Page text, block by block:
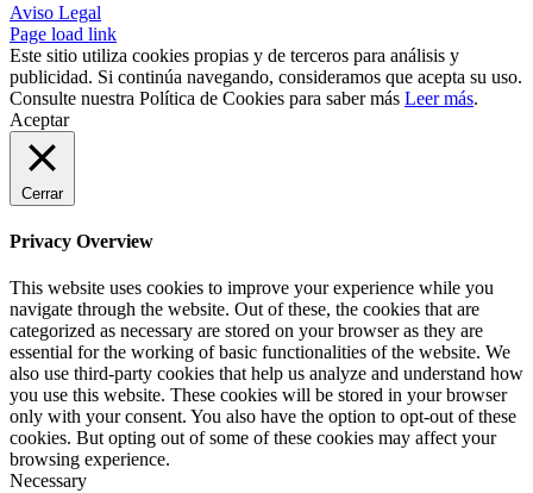
Aviso Legal
Page load link
Este sitio utiliza cookies propias y de terceros para análisis y
publicidad. Si continúa navegando, consideramos que acepta su uso.
Consulte nuestra Política de Cookies para saber más Leer más.
Aceptar
Cerrar
Privacy Overview
This website uses cookies to improve your experience while you
navigate through the website. Out of these, the cookies that are
categorized as necessary are stored on your browser as they are
essential for the working of basic functionalities of the website. We
also use third-party cookies that help us analyze and understand how
you use this website. These cookies will be stored in your browser
only with your consent. You also have the option to opt-out of these
cookies. But opting out of some of these cookies may affect your
browsing experience.
Necessary